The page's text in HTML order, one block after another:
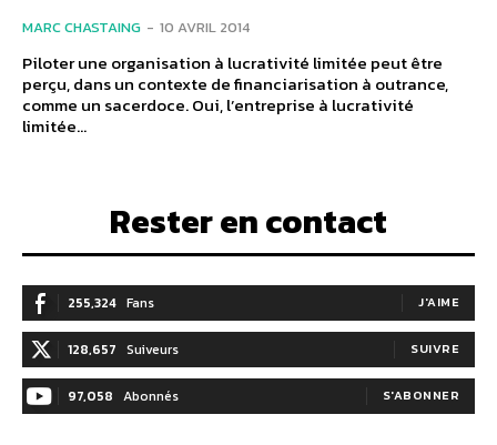
MARC CHASTAING - 10 AVRIL 2014
Piloter une organisation à lucrativité limitée peut être
perçu, dans un contexte de financiarisation à outrance,
comme un sacerdoce. Oui, l’entreprise à lucrativité
limitée...
Rester en contact
255,324 Fans J'AIME
128,657 Suiveurs SUIVRE
97,058 Abonnés S'ABONNER